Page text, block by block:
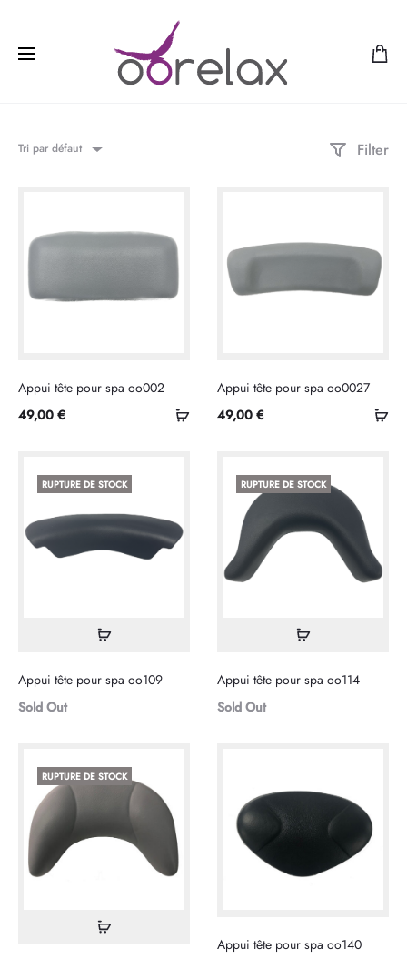
Tri par défaut Filter
Sélectionner
Appui tête pour spa oo002
49,00 €
Appui tête pour spa oo0027
49,00 €
RUPTURE DE STOCK
Lire
suite
Appui tête pour spa oo109
Sold Out
RUPTURE DE STOCK
Lire
suite
Appui tête pour spa oo114
Sold Out
RUPTURE DE STOCK
Lire
Appui tête pour spa oo140